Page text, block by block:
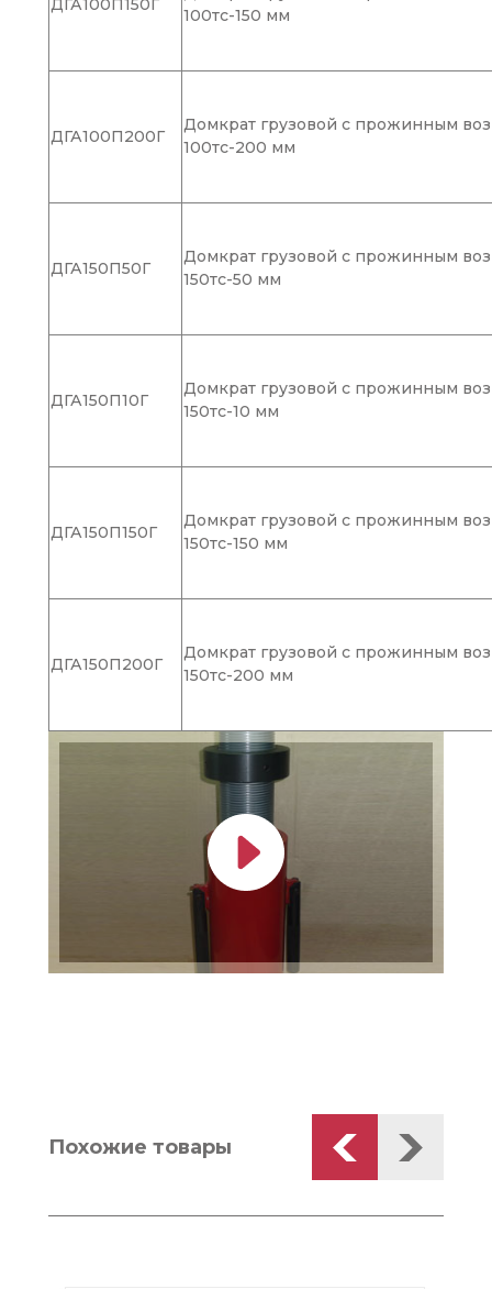
ДГА100П150Г
100тс-150 мм
ДГА100П200Г
Домкрат грузовой с прожинным
100тс-200 мм
ДГА150П50Г
Домкрат грузовой с прожинным
150тс-50 мм
ДГА150П10Г
Домкрат грузовой с прожинным
150тс-10 мм
ДГА150П150Г
Домкрат грузовой с прожинным
150тс-150 мм
ДГА150П200Г
Домкрат грузовой с прожинным
150тс-200 мм
Похожие товары